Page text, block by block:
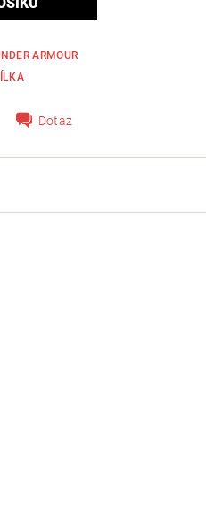
ARMOUR
Dotaz